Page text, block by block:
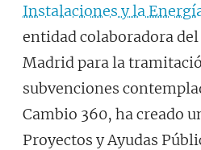
Instalaciones y la
entidad colaboradora
Madrid para la
subvenciones
Cambio 360, ha creado
Proyectos y Ayudas